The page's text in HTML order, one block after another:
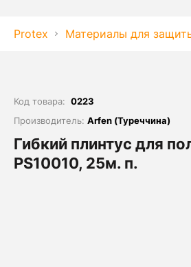
Protex Материалы для
Код товара: 0223
Производитель: Arfen (Туреччина)
Гибкий плинтус для
PS10010, 25м. п.